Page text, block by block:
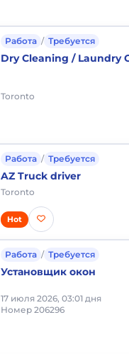
Работа / Требуется
Dry Cleaning / Laundry
Toronto
Работа / Требуется
AZ Truck driver
Toronto
Hot
Работа / Требуется
Установщик окон
17 июля 2026, 03:01 дня
Номер 206296